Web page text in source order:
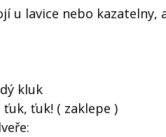
u lavice nebo kazatelny,
kluk
ťuk! ( zaklepe )